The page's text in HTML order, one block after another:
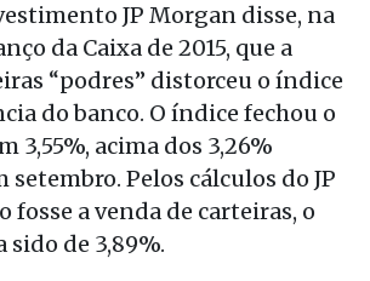
JP Morgan disse, na
da Caixa de 2015, que a
“podres” distorceu o índice
do banco. O índice fechou o
3,55%, acima dos 3,26%
Pelos cálculos do JP
fosse a venda de carteiras, o
de 3,89%.